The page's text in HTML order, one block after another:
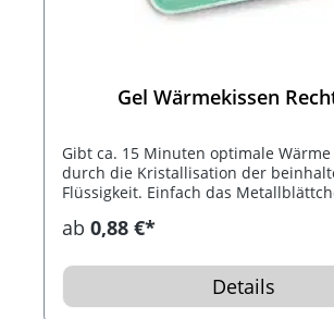
Gel Wärmekissen
Gibt ca. 15 Minuten optimale Wärme
durch die Kristallisation der
Flüssigkeit. Einfach das
kochendes Wasser und so bis 1.000
ab 0,88 €*
Details